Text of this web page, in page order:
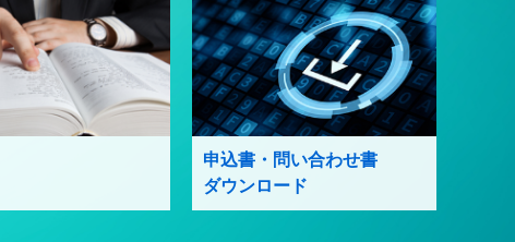
申込書・問い合わせ書
ダウンロード